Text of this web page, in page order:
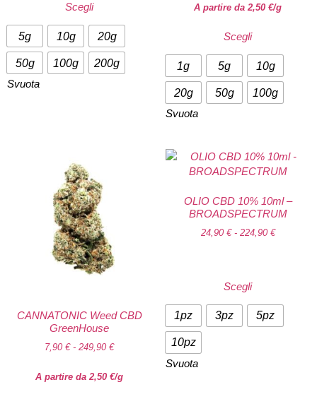
Scegli
5g 10g 20g
50g 100g
200g
Svuota
A partire da 2,50 €/g
Scegli
1g 5g 10g
20g 50g
100g
Svuota
CANNATONIC Weed CBD
GreenHouse
7,90 € - 249,90 €
A partire da2,50 €/g
OLIO CBD 10% 10ml –
BROADSPECTRUM
24,90 € - 224,90 €
Scegli
1pz 3pz 5pz
10pz
Svuota